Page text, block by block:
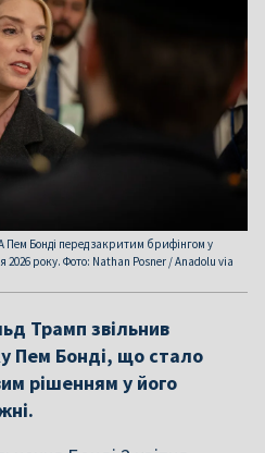
Бонді перед закритим брифінгом у
2026 року. Фото: Nathan Posner / Anadolu via
Трамп звільнив
Пем Бонді, що стало
рішенням у його